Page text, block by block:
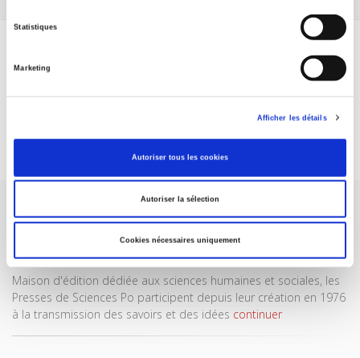
Statistiques
Marketing
Afficher les détails
Autoriser tous les cookies
Autoriser la sélection
Cookies nécessaires uniquement
ABONNEZ-VOUS À NOS
REVUES
Je m’abonne
Maison d'édition dédiée aux sciences humaines et sociales, les
Presses de Sciences Po participent depuis leur création en 1976
à la transmission des savoirs et des idées continuer